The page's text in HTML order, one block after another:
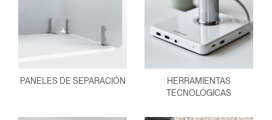
PANELES DE SEPARACIÓN
HERRAMIENTAS
TECNOLÓGICAS